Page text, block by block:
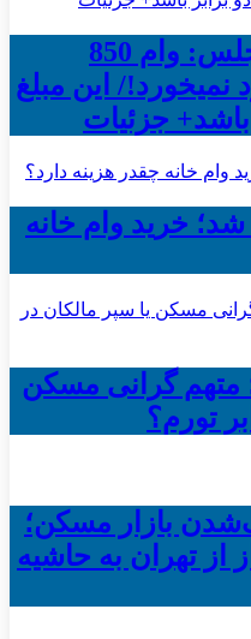
کمیسیون عمران مجلس: وام 850
این مبلغ
باشد+ جزئیات
خرید وام خانه
متهم گرانی مسکن
تورم؟
بازار مسکن؛
تهران به حاشیه‌